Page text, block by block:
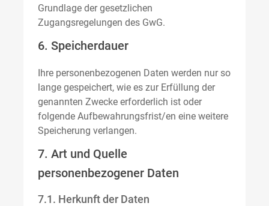
Grundlage der gesetzlichen
Zugangsregelungen des GwG.
6. Speicherdauer
Ihre personenbezogenen Daten werden nur so
lange gespeichert, wie es zur Erfüllung der
genannten Zwecke erforderlich ist oder
folgende Aufbewahrungsfrist/en eine weitere
Speicherung verlangen.
7. Art und Quelle
personenbezogener Daten
7.1. Herkunft der Daten